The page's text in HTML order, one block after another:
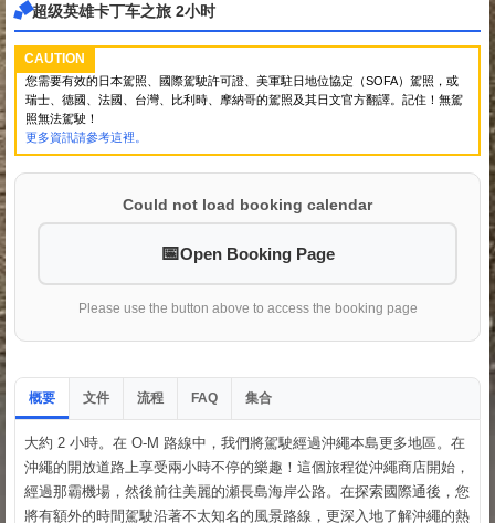
超级英雄卡丁车之旅 2小时
CAUTION
您需要有效的日本駕照、國際駕駛許可證、美軍駐日地位協定（SOFA）駕照，或
瑞士、德國、法國、台灣、比利時、摩納哥的駕照及其日文官方翻譯。記住！無駕
照無法駕駛！
更多資訊請參考這裡。
Could not load booking calendar
Open Booking Page
Please use the button above to access the booking page
概要 文件 流程 FAQ 集合
大約 2 小時。在 O-M 路線中，我們將駕駛經過沖繩本島更多地區。在
沖繩的開放道路上享受兩小時不停的樂趣！這個旅程從沖繩商店開始，
經過那霸機場，然後前往美麗的瀬長島海岸公路。在探索國際通後，您
將有額外的時間駕駛沿著不太知名的風景路線，更深入地了解沖繩的熱